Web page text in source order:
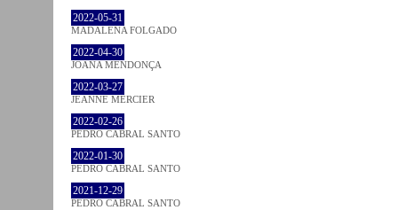
2022-05-31
MADALENA FOLGADO
2022-04-30
JOANA MENDONÇA
2022-03-27
JEANNE MERCIER
2022-02-26
PEDRO CABRAL SANTO
2022-01-30
PEDRO CABRAL SANTO
2021-12-29
PEDRO CABRAL SANTO